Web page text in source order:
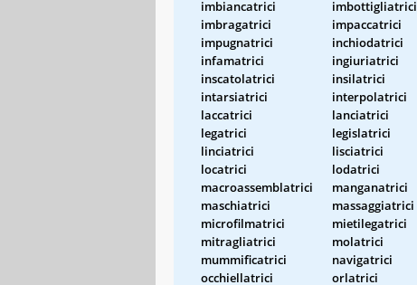
imbiancatrici
imbottigliatrici
imbragatrici
impaccatrici
impugnatrici
inchiodatrici
infamatrici
ingiuriatrici
inscatolatrici
insilatrici
intarsiatrici
interpolatrici
laccatrici
lanciatrici
legatrici
legislatrici
linciatrici
lisciatrici
locatrici
lodatrici
macroassemblatrici
manganatrici
maschiatrici
massaggiatrici
microfilmatrici
mietilegatrici
mitragliatrici
molatrici
mummificatrici
navigatrici
occhiellatrici
orlatrici